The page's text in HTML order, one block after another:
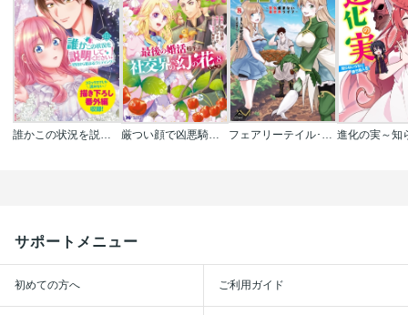
誰かこの状況を説明してください! ～契約から始まるウェディング～ 厳つい顔で凶悪騎士団長と恐れられる公爵様の最後の婚活相手は社交界の幻の花でした(コミック) フェアリーテイル･クロニクル ～空気読まない異世界ライフ～
サポートメニュー
初めての方へ ご利用ガイド